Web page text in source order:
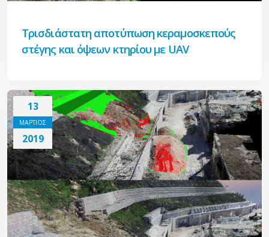
Τρισδιάστατη αποτύπωση κεραμοσκεπούς
στέγης και όψεων κτηρίου με UAV
13
ΜΑΡΤΙΟΣ
2019